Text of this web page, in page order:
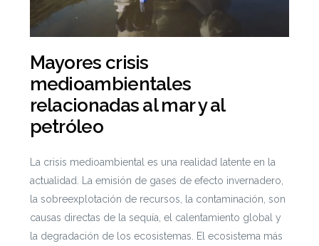
Mayores crisis
medioambientales
relacionadas al mar y al
petróleo
La crisis medioambiental es una realidad latente en la
actualidad. La emisión de gases de efecto invernadero,
la sobreexplotación de recursos, la contaminación, son
causas directas de la sequía, el calentamiento global y
la degradación de los ecosistemas. El ecosistema más